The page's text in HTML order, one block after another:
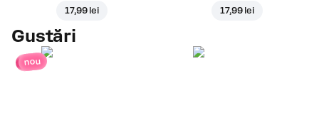
17,99 lei 17,99 lei
Gustări
nou